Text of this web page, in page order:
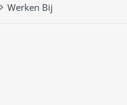
Werken Bij